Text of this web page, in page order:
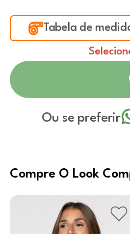
Tabela de
Ou se preferir
Compre O Look